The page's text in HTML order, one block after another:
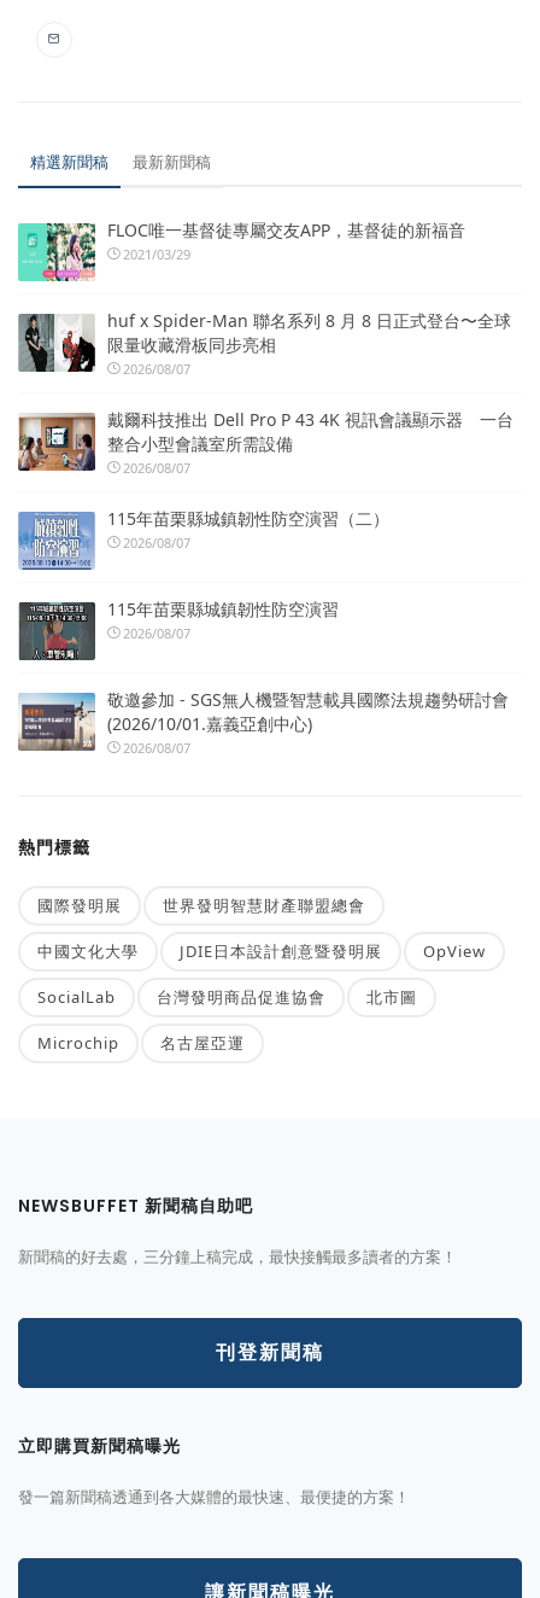
精選新聞稿 最新新聞稿
FLOC唯一基督徒專屬交友APP，基督徒的新福音
2021/03/29
huf x Spider-Man 聯名系列 8 月 8 日正式登台〜全球
限量收藏滑板同步亮相
2026/08/07
戴爾科技推出 Dell Pro P 43 4K 視訊會議顯示器 一台
整合小型會議室所需設備
2026/08/07
115年苗栗縣城鎮韌性防空演習（二）
2026/08/07
115年苗栗縣城鎮韌性防空演習
2026/08/07
敬邀參加 - SGS無人機暨智慧載具國際法規趨勢研討會
(2026/10/01.嘉義亞創中心)
2026/08/07
熱門標籤
國際發明展 世界發明智慧財產聯盟總會
中國文化大學 JDIE日本設計創意暨發明展 OpView
SocialLab 台灣發明商品促進協會 北市圖
Microchip 名古屋亞運
NEWSBUFFET 新聞稿自助吧
新聞稿的好去處，三分鐘上稿完成，最快接觸最多讀者的方案！
刊登新聞稿
立即購買新聞稿曝光
發一篇新聞稿透通到各大媒體的最快速、最便捷的方案！